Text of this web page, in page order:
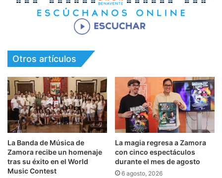
Otros artículos
La Banda de Música de
Zamora recibe un homenaje
tras su éxito en el World
Music Contest
La magia regresa a Zamora
con cinco espectáculos
durante el mes de agosto
6 agosto, 2026